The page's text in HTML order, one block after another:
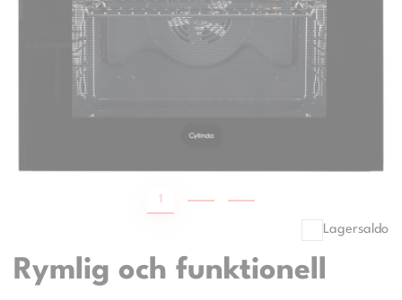
1
Lagersaldo
Rymlig och funktionell